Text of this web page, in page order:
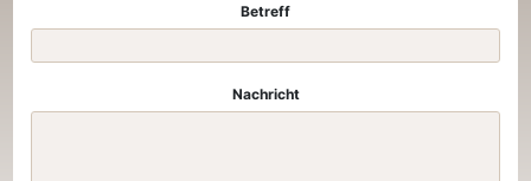
Betreff
Nachricht